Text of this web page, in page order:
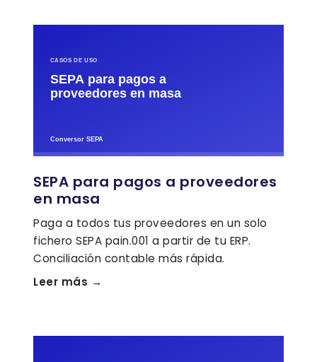
SEPA para pagos a proveedores
en masa
Paga a todos tus proveedores en un solo
fichero SEPA pain.001 a partir de tu ERP.
Conciliación contable más rápida.
Leer más →